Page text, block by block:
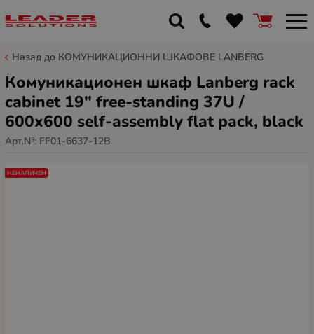
Назад до КОМУНИКАЦИОННИ ШКАФОВЕ LANBERG
Комуникационен шкаф Lanberg rack
cabinet 19" free-standing 37U /
600x600 self-assembly flat pack, black
Арт.№: FF01-6637-12B
НЕНАЛИЧЕН